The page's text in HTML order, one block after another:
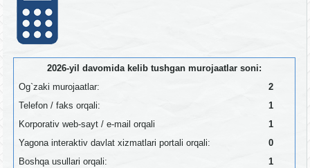
2026-yil davomida kelib tushgan murojaatlar soni:
Og`zaki murojaatlar:
2
Telefon / faks orqali:
1
Korporativ web-sayt / e-mail orqali
1
Yagona interaktiv davlat xizmatlari portali orqali:
0
Boshqa usullari orqali:
1